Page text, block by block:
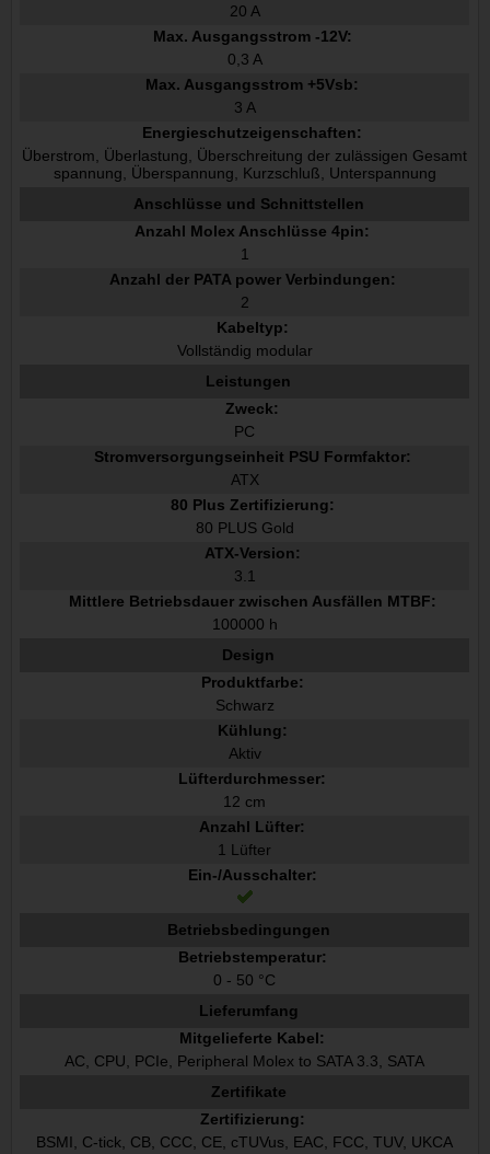
20 A
Max. Ausgangsstrom -12V:
0,3 A
Max. Ausgangsstrom +5Vsb:
3 A
Energieschutzeigenschaften:
Überstrom, Überlastung, Überschreitung der zulässigen Gesamt
spannung, Überspannung, Kurzschluß, Unterspannung
Anschlüsse und Schnittstellen
Anzahl Molex Anschlüsse 4pin:
1
Anzahl der PATA power Verbindungen:
2
Kabeltyp:
Vollständig modular
Leistungen
Zweck:
PC
Stromversorgungseinheit PSU Formfaktor:
ATX
80 Plus Zertifizierung:
80 PLUS Gold
ATX-Version:
3.1
Mittlere Betriebsdauer zwischen Ausfällen MTBF:
100000 h
Design
Produktfarbe:
Schwarz
Kühlung:
Aktiv
Lüfterdurchmesser:
12 cm
Anzahl Lüfter:
1 Lüfter
Ein-/Ausschalter:
Betriebsbedingungen
Betriebstemperatur:
0 - 50 °C
Lieferumfang
Mitgelieferte Kabel:
AC, CPU, PCIe, Peripheral Molex to SATA 3.3, SATA
Zertifikate
Zertifizierung:
BSMI, C-tick, CB, CCC, CE, cTUVus, EAC, FCC, TUV, UKCA